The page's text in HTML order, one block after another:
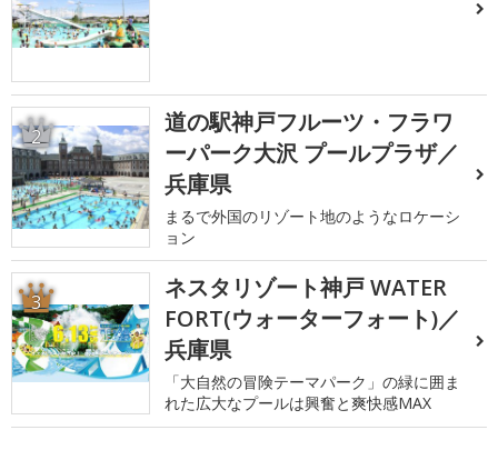
2
道の駅神戸フルーツ・フラワ
ーパーク大沢 プールプラザ／
兵庫県
まるで外国のリゾート地のようなロケーシ
ョン
3
ネスタリゾート神戸 WATER
FORT(ウォーターフォート)／
兵庫県
「大自然の冒険テーマパーク」の緑に囲ま
れた広大なプールは興奮と爽快感MAX